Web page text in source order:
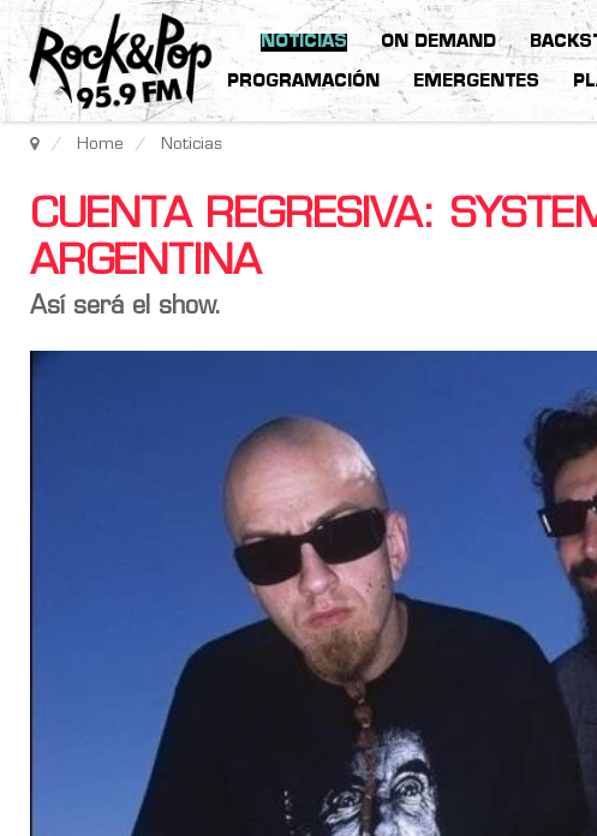
NOTICIAS ON DEMAND
PROGRAMACIÓN EMERGENTES
Home Noticias
CUENTA REGRESIVA:
ARGENTINA
Así será el show.